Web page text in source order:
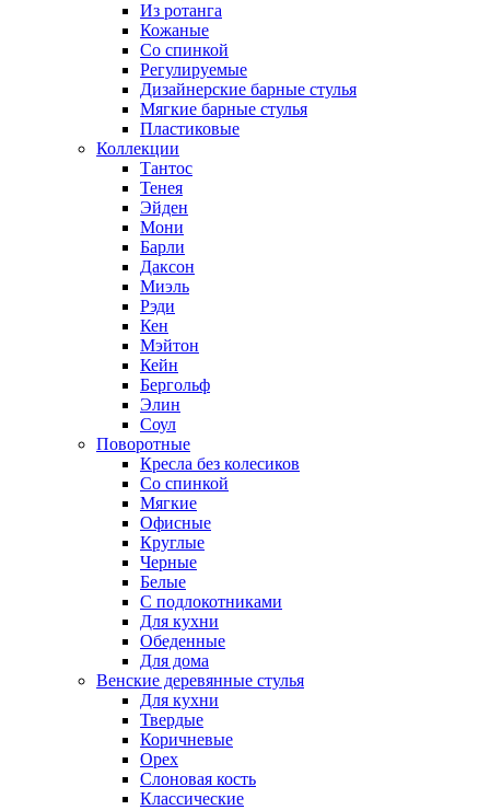
Из ротанга
Кожаные
Со спинкой
Регулируемые
Дизайнерские барные стулья
Мягкие барные стулья
Пластиковые
Коллекции
Тантос
Тенея
Эйден
Мони
Барли
Даксон
Миэль
Рэди
Кен
Мэйтон
Кейн
Бергольф
Элин
Соул
Поворотные
Кресла без колесиков
Со спинкой
Мягкие
Офисные
Круглые
Черные
Белые
С подлокотниками
Для кухни
Обеденные
Для дома
Венские деревянные стулья
Для кухни
Твердые
Коричневые
Орех
Слоновая кость
Классические